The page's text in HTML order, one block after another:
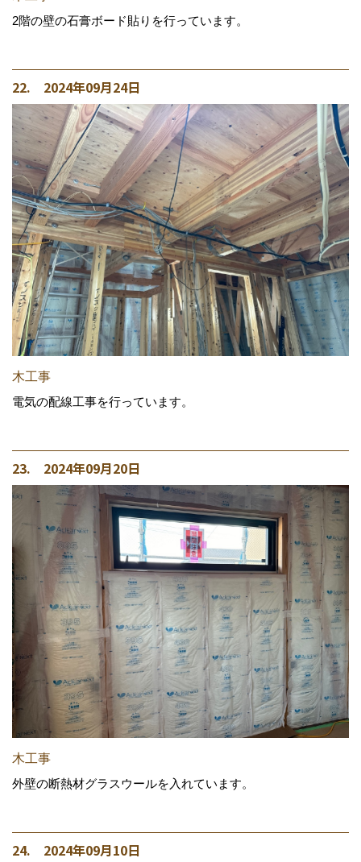
2階の壁の石膏ボード貼りを行っています。
22. 2024年09月24日
木工事
電気の配線工事を行っています。
23. 2024年09月20日
木工事
外壁の断熱材グラスウールを入れています。
24. 2024年09月10日